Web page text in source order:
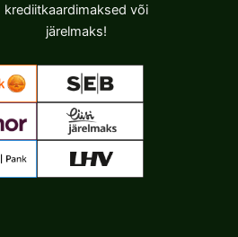
krediitkaardimaksed või
järelmaks!